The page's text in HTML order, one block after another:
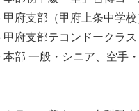
支部（甲府上条中学校
支部テコンドークラス
一般・シニア、空手